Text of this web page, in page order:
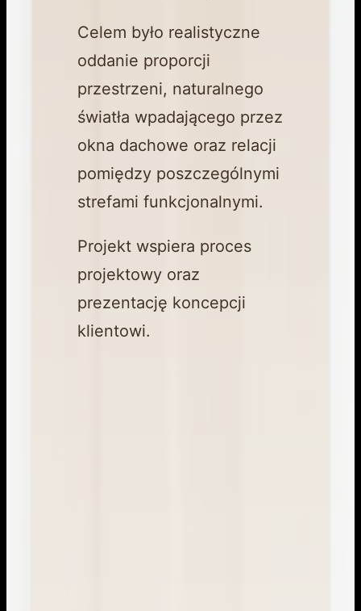
Celem było realistyczne
oddanie proporcji
przestrzeni, naturalnego
światła wpadającego przez
okna dachowe oraz relacji
pomiędzy poszczególnymi
strefami funkcjonalnymi.
Projekt wspiera proces
projektowy oraz
prezentację koncepcji
klientowi.